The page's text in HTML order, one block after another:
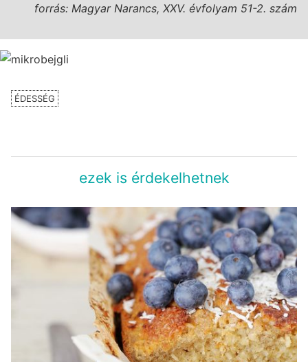
forrás: Magyar Narancs, XXV. évfolyam 51-2. szám
ÉDESSÉG
ezek is érdekelhetnek